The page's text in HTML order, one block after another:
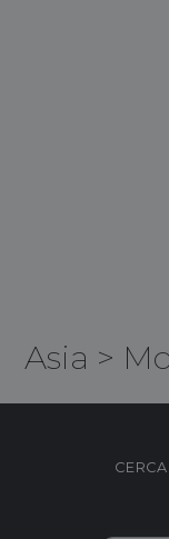
Asia >